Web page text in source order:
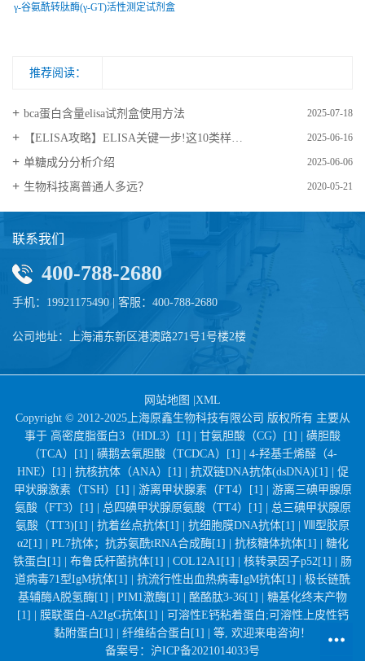
γ-谷氨酰转肽酶(γ-GT)活性测定试剂盒
推荐阅读：
bca蛋白含量elisa试剂盒使用方法 2025-07-18
【ELISA攻略】ELISA关键一步!这10类样品要如何处理? 2025-06-16
​单糖成分分析介绍 2025-06-06
生物科技离普通人多远？ 2020-05-21
联系我们
400-788-2680
手机：19921175490 | 客服：400-788-2680
公司地址：上海浦东新区港澳路271号1号楼2楼
网站地图 |XML
Copyright © 2012-2025上海原鑫生物科技有限公司 版权所有 主要从
事于 高密度脂蛋白3（HDL3）[1] | 甘氨胆酸（CG）[1] | 磺胆酸
（TCA）[1] | 磺鹅去氧胆酸（TCDCA）[1] | 4-羟基壬烯醛（4-
HNE）[1] | 抗核抗体（ANA）[1] | 抗双链DNA抗体(dsDNA)[1] | 促
甲状腺激素（TSH）[1] | 游离甲状腺素（FT4）[1] | 游离三碘甲腺原
氨酸（FT3）[1] | 总四碘甲状腺原氨酸（TT4）[1] | 总三碘甲状腺原
氨酸（TT3)[1] | 抗着丝点抗体[1] | 抗细胞膜DNA抗体[1] | Ⅷ型胶原
α2[1] | PL7抗体；抗苏氨酰tRNA合成酶[1] | 抗核糖体抗体[1] | 糖化
铁蛋白[1] | 布鲁氏杆菌抗体[1] | COL12A1[1] | 核转录因子p52[1] | 肠
道病毒71型IgM抗体[1] | 抗流行性出血热病毒IgM抗体[1] | 极长链酰
基辅酶A脱氢酶[1] | PIM1激酶[1] | 酪酪肽3-36[1] | 糖基化终末产物
[1] | 膜联蛋白-A2IgG抗体[1] | 可溶性E钙粘着蛋白;可溶性上皮性钙
黏附蛋白[1] | 纤维结合蛋白[1] | 等, 欢迎来电咨询！
备案号： 沪ICP备2021014033号